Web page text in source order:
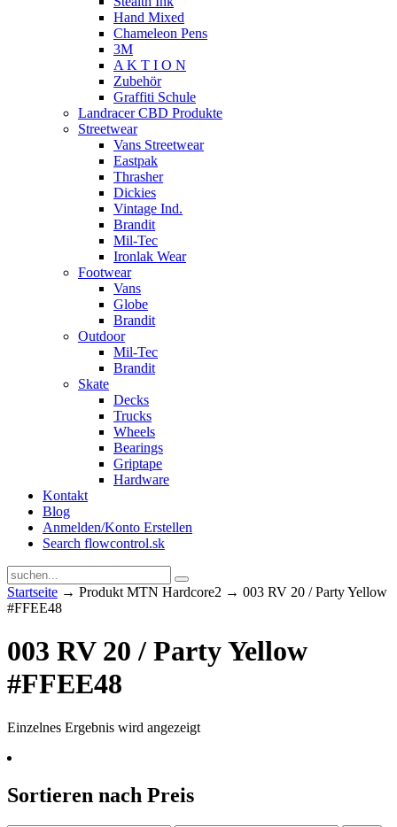
Hand Mixed
Chameleon Pens
3M
A K T I O N
Zubehör
Graffiti Schule
Landracer CBD Produkte
Streetwear
Vans Streetwear
Eastpak
Thrasher
Dickies
Vintage Ind.
Brandit
Mil-Tec
Ironlak Wear
Footwear
Vans
Globe
Brandit
Outdoor
Mil-Tec
Brandit
Skate
Decks
Trucks
Wheels
Bearings
Griptape
Hardware
Kontakt
Blog
Anmelden/Konto Erstellen
Search flowcontrol.sk
Startseite → Produkt MTN Hardcore2 → 003 RV 20 / Party Yellow
#FFEE48
003 RV 20 / Party Yellow
#FFEE48
Einzelnes Ergebnis wird angezeigt
Sortieren nach Preis